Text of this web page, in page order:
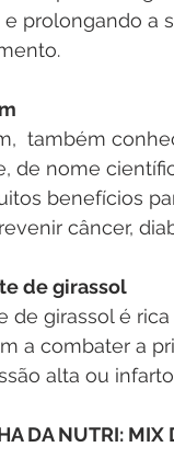
prolongando a
também
de nome
benefícios
câncer,
de girassol
de girassol é
a combater a
alta ou
DA NUTRI: MIX